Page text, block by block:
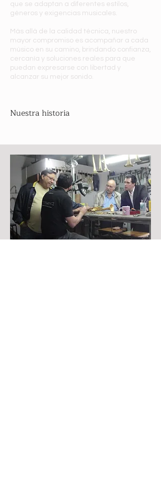
que se adaptan a diferentes estilos,
géneros y exigencias musicales.
Más allá de la calidad técnica, nuestro
mayor compromiso es acompañar a cada
músico en su camino, brindando confianza,
cercanía y soluciones reales para que
puedan expresarse con libertad y
alcanzar su mejor sonido.
Nuestra historia